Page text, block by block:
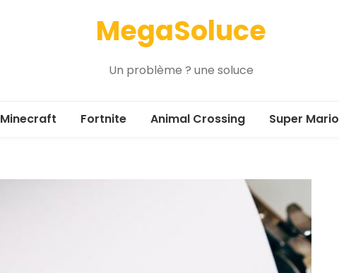
MegaSoluce
Un problème ? une soluce
Minecraft Fortnite Animal Crossing Super Mario